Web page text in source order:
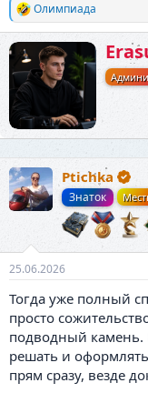
Р
е
а
ц
и
и
Олимпиада
А
в
т
Ptichka
Знаток
25.06.2026
Тогда уже полный
просто
подводный камень.
решать и
прям сразу, везде